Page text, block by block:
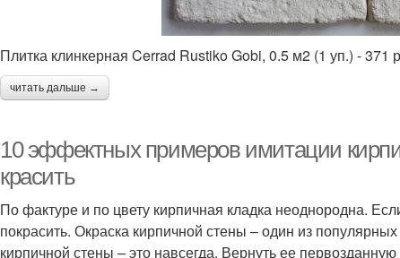
Плитка клинкерная Cerrad Rustiko Gobi, 0.5 м2 (1 уп.) - 371
читать дальше →
10 эффектных примеров имитации
красить
По фактуре и по цвету кирпичная кладка неоднородна.
покрасить. Окраска кирпичной стены – один из
кирпичной стены – это навсегда. Вернуть ее